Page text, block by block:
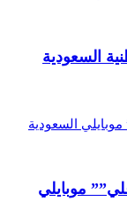
السعودية
موبايلي